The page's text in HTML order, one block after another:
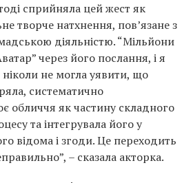
сприйняла цей жест як
творче натхнення, пов’язане з
діяльністю. “Мільйони
через його послання, і я
не могла уявити, що
систематично
обличчя як частину складного
та інтегрувала його у
відома і згоди. Це переходить
– сказала акторка.